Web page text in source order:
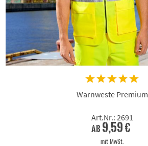
Warnweste Premium
Art.Nr.: 2691
ab 9,59 €
mit MwSt.